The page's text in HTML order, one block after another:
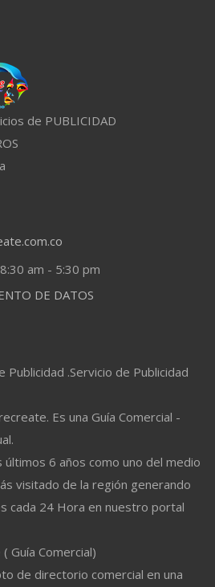
de PUBLICIDAD
am - 5:30 pm
DE DATOS
Publicidad .Servicio de Publicidad
Es una Guía Comercial -
últimos 6 años como uno del medio
visitado de la región generando
cada 24 Hora en nuestro portal
Guía Comercial)
de directorio comercial en una